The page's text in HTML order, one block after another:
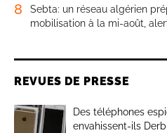
8
Sebta: un réseau algérien
mobilisation à la mi-août,
REVUES DE PRESSE
Des téléphones
envahissent-ils